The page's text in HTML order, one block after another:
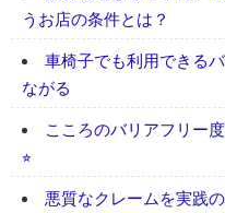
うお店の条件とは？
車椅子でも利用できる
ながる
こころのバリアフリー
⭐︎
悪質なクレームを実践